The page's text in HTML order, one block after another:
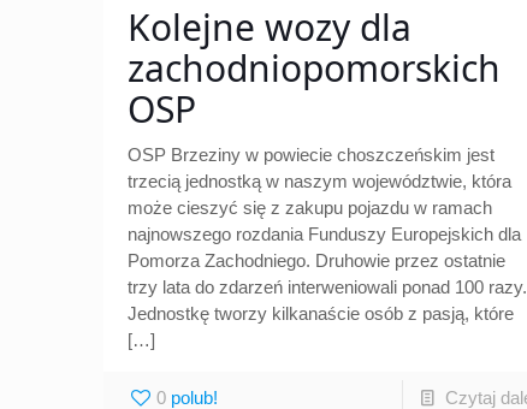
Kolejne wozy dla
zachodniopomorskich
OSP
OSP Brzeziny w powiecie choszczeńskim jest
trzecią jednostką w naszym województwie, która
może cieszyć się z zakupu pojazdu w ramach
najnowszego rozdania Funduszy Europejskich dla
Pomorza Zachodniego. Druhowie przez ostatnie
trzy lata do zdarzeń interweniowali ponad 100 razy.
Jednostkę tworzy kilkanaście osób z pasją, które
[…]
0 Czytaj